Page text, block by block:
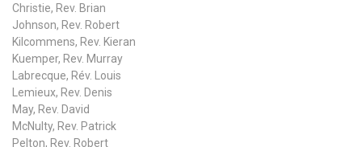
Christie, Rev. Brian
Johnson, Rev. Robert
Kilcommens, Rev. Kieran
Kuemper, Rev. Murray
Labrecque, Rév. Louis
Lemieux, Rev. Denis
May, Rev. David
McNulty, Rev. Patrick
Pelton, Rev. Robert